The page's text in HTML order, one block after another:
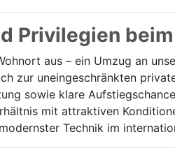
Privilegien
aus – ein Umzug an
zur uneingeschränkten
sowie klare
mit attraktiven
Technik im